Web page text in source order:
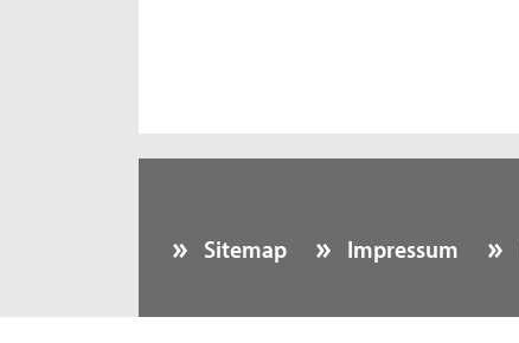
Sitemap Impressum